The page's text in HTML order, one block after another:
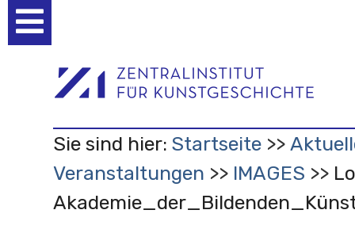
Werkzeuge
Sie sind hier: Startseite
Veranstaltungen
IMAGES